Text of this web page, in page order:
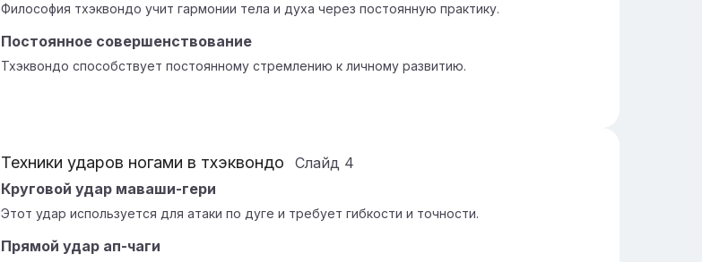
Философия тхэквондо учит гармонии тела и духа через постоянную практику.
Постоянное совершенствование
Тхэквондо способствует постоянному стремлению к личному развитию.
Техники ударов ногами в тхэквондо Слайд 4
Круговой удар маваши-гери
Этот удар используется для атаки по дуге и требует гибкости и точности.
Прямой удар ап-чаги